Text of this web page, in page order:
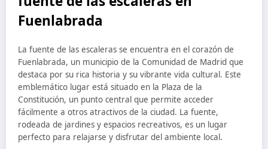
Fuenlabrada
La fuente de las escaleras se encuentra en el corazón de
Fuenlabrada, un municipio de la Comunidad de Madrid que
destaca por su rica historia y su vibrante vida cultural. Este
emblemático lugar está situado en la Plaza de la
Constitución, un punto central que permite acceder
fácilmente a otros atractivos de la ciudad. La fuente,
rodeada de jardines y espacios recreativos, es un lugar
perfecto para relajarse y disfrutar del ambiente local.